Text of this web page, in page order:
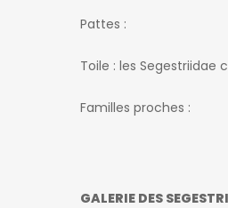
Pattes :
Toile : les Segestriidae
Familles proches :
GALERIE DES